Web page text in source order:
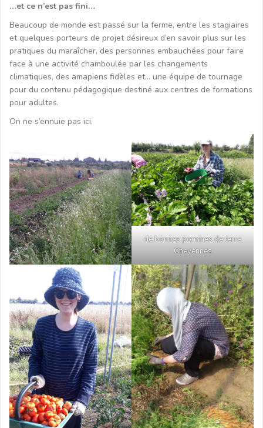
…et ce n’est pas fini…
Beaucoup de monde est passé sur la ferme, entre les stagiaires
et quelques porteurs de projet désireux d’en savoir plus sur les
pratiques du maraîcher, des personnes embauchées pour faire
face à une activité chamboulée par les changements
climatiques, des amapiens fidèles et… une équipe de tournage
pour du contenu pédagogique destiné aux centres de formations
pour adultes.
On ne s’ennuie pas ici.
de bonnes pommes de terre
Cheyennes